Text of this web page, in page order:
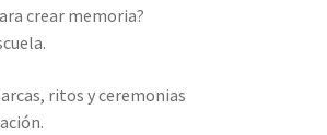
crear memoria?
ritos y ceremonias